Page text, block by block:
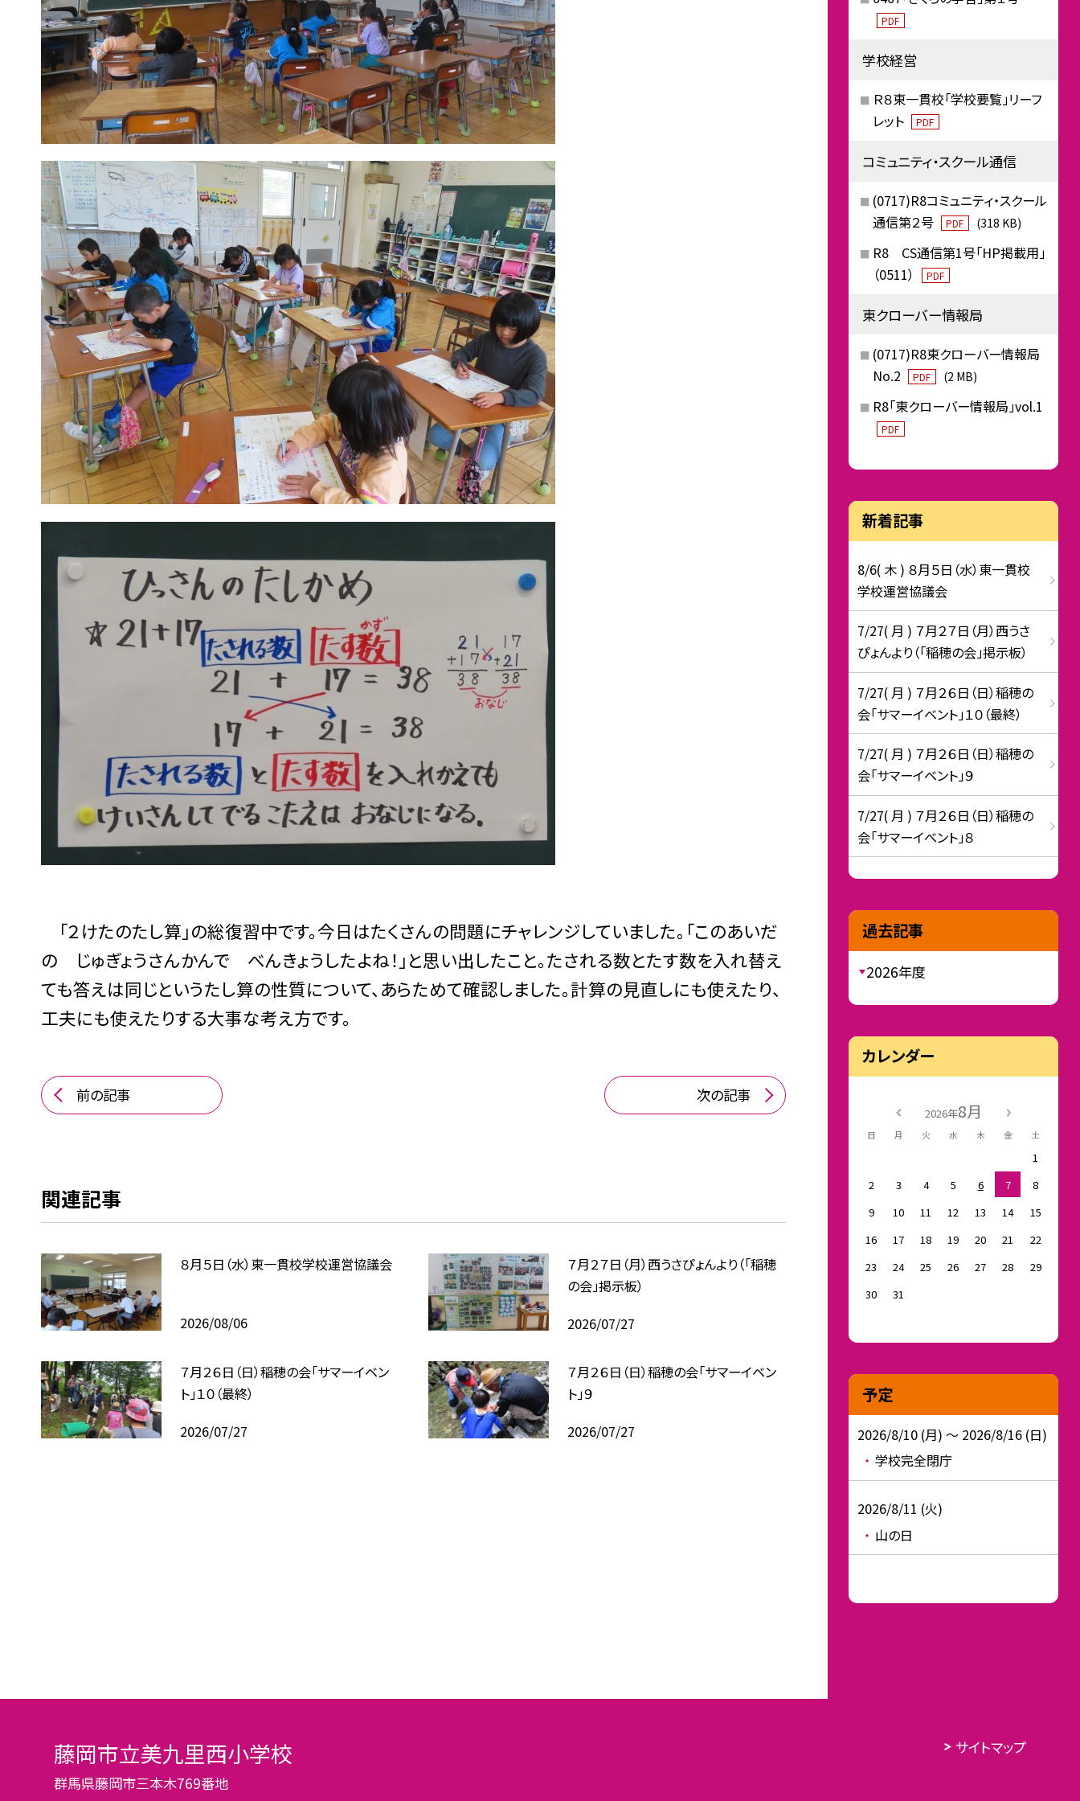
「２けたのたし算」の総復習中です。今日はたくさんの問題にチャレンジしていました。「このあいだ
の じゅぎょうさんかんで べんきょうしたよね！」と思い出したこと。たされる数とたす数を入れ替え
ても答えは同じというたし算の性質について、あらためて確認しました。計算の見直しにも使えたり、
工夫にも使えたりする大事な考え方です。
前の記事 次の記事
関連記事
８月５日（水）東一貫校学校運営協議会
2026/08/06
７月２７日（月）西うさぴょんより（「稲穂
の会」掲示板）
2026/07/27
７月２６日（日）稲穂の会「サマーイベン
ト」１０（最終）
2026/07/27
７月２６日（日）稲穂の会「サマーイベン
ト」９
2026/07/27
PDF
学校経営
Ｒ８東一貫校「学校要覧」リーフ
レット
PDF
コミュニティ・スクール通信
(0717)R8コミュニティ・スクール
通信第２号
PDF (318 KB)
R8 CS通信第1号「HP掲載用」
（0511）
PDF
東クローバー情報局
(0717)R8東クローバー情報局
No.2
PDF (2 MB)
R8「東クローバー情報局」vol.1
PDF
新着記事
8/6( 木 ) ８月５日（水）東一貫校
学校運営協議会
7/27( 月 ) ７月２７日（月）西うさ
ぴょんより（「稲穂の会」掲示板）
7/27( 月 ) ７月２６日（日）稲穂の
会「サマーイベント」１０（最終）
7/27( 月 ) ７月２６日（日）稲穂の
会「サマーイベント」９
7/27( 月 ) ７月２６日（日）稲穂の
会「サマーイベント」８
過去記事
2026年度
カレンダー
2026年8月
日 月 火 水 木 金 土
1
2
3 4 5 6 7
8
9
10 11 12 13 14
15
16
17 18 19 20 21
22
23
24 25 26 27 28
29
30
31
予定
2026/8/10 (月) ～ 2026/8/16 (日)
学校完全閉庁
2026/8/11 (火)
山の日
藤岡市立美九里西小学校
群馬県藤岡市三本木769番地
サイトマップ